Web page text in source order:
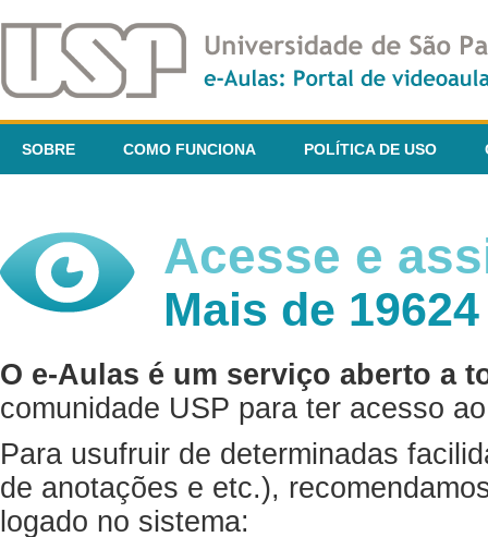
SOBRE COMO FUNCIONA POLÍTICA DE USO
Acesse e
Mais de
O e-Aulas é um serviço aberto a
comunidade USP para ter acesso
Para usufruir de determinadas
de anotações e etc.),
logado no sistema: